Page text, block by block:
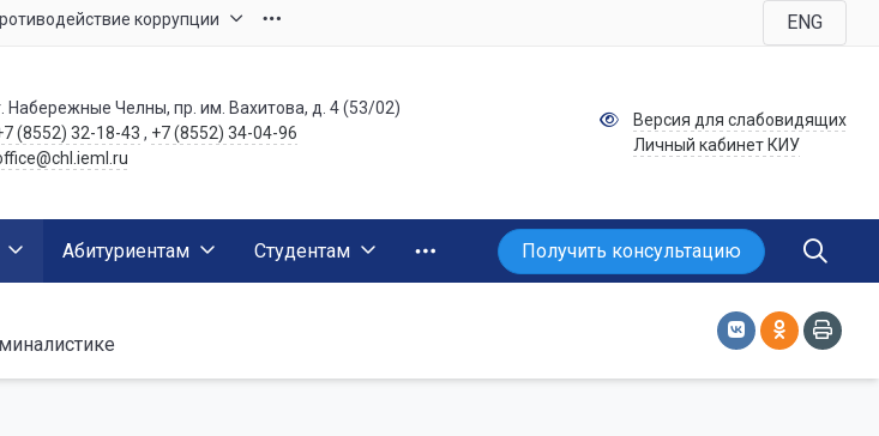
коррупции ENG
Набережные Челны, пр. им. Вахитова, д. 4 (53/02)
(8552) 32-18-43 , +7 (8552) 34-04-96
Версия для слабовидящих
Личный кабинет КИУ
Абитуриентам Студентам Получить консультацию